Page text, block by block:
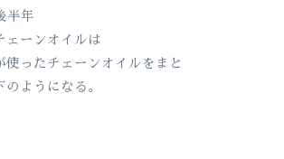
半年
ェーンオイルは
使ったチェーンオイルをまと
のようになる。